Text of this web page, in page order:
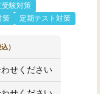
受験対策
策
定期テスト対策
込）
せください